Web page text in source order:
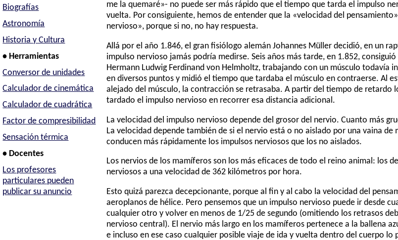
Biografías
Astronomía
Historia y Cultura
• Herramientas
Conversor de unidades
Calculador de cinemática
Calculador de cuadrática
Factor de compresibilidad
Sensación térmica
• Docentes
Los profesores
particulares pueden
publicar su anuncio
me la quemaré»- no puede ser más rápido que el tiempo que tarda el impulso
vuelta. Por consiguiente, hemos de entender que la «velocidad del
nervioso», porque si no, no hay respuesta.
Allá por el año 1.846, el gran fisiólogo alemán Johannes Müller decidió, en un
impulso nervioso jamás podría medirse. Seis años más tarde, en 1.852,
Hermann Ludwig Ferdinand von Helmholtz, trabajando con un músculo todavía
en diversos puntos y midió el tiempo que tardaba el músculo en contraerse. Al
alejado del músculo, la contracción se retrasaba. A partir del tiempo de retardo
tardado el impulso nervioso en recorrer esa distancia adicional.
La velocidad del impulso nervioso depende del grosor del nervio. Cuanto más
La velocidad depende también de si el nervio está o no aislado por una vaina de
conducen más rápidamente los impulsos nerviosos que los no aislados.
Los nervios de los mamíferos son los más eficaces de todo el reino animal: los
nerviosos a una velocidad de 362 kilómetros por hora.
Esto quizá parezca decepcionante, porque al fin y al cabo la velocidad del
aeroplanos de hélice. Pero pensemos que un impulso nervioso puede ir desde
cualquier otro y volver en menos de 1/25 de segundo (omitiendo los retrasos
nervioso central). El nervio más largo en los mamíferos pertenece a la ballena
e incluso en ese caso cualquier posible viaje de ida y vuelta dentro del cuerpo lo